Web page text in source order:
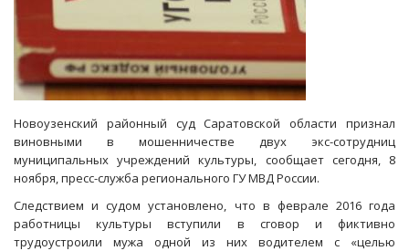
Новоузенский районный суд Саратовской области признал
виновными в мошенничестве двух экс-сотрудниц
муниципальных учреждений культуры, сообщает сегодня, 8
ноября, пресс-служба регионального ГУ МВД России.
Следствием и судом установлено, что в феврале 2016 года
работницы культуры вступили в сговор и фиктивно
трудоустроили мужа одной из них водителем с «целью